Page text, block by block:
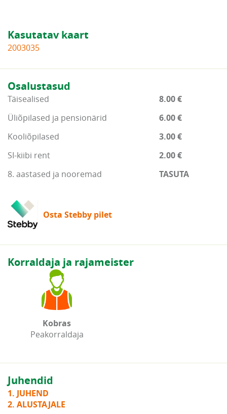
Kasutatav kaart
2003035
Osalustasud
Täisealised
8.00 €
Üliõpilased ja pensionärid
6.00 €
Kooliõpilased
3.00 €
SI-kiibi rent
2.00 €
8. aastased ja nooremad
TASUTA
Osta Stebby pilet
Korraldaja ja rajameister
Kobras
Peakorraldaja
Juhendid
1. JUHEND
2. ALUSTAJALE